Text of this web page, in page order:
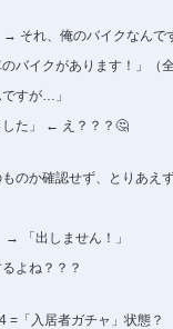
それ、俺のバイクなんで
バイクがあります！」（
すが…」
した」 ← え？？？🤔
のか確認せず、とりあえ
→ 「出しません！」
よね？？？
=「入居者ガチャ」状態？